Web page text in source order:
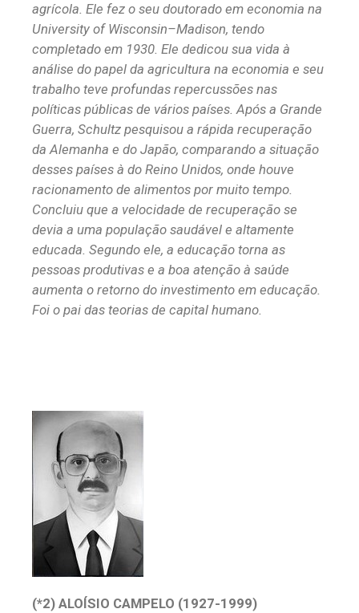
agrícola. Ele fez o seu doutorado em economia na
University of Wisconsin–Madison, tendo
completado em 1930. Ele dedicou sua vida à
análise do papel da agricultura na economia e seu
trabalho teve profundas repercussões nas
políticas públicas de vários países. Após a Grande
Guerra, Schultz pesquisou a rápida recuperação
da Alemanha e do Japão, comparando a situação
desses países à do Reino Unidos, onde houve
racionamento de alimentos por muito tempo.
Concluiu que a velocidade de recuperação se
devia a uma população saudável e altamente
educada. Segundo ele, a educação torna as
pessoas produtivas e a boa atenção à saúde
aumenta o retorno do investimento em educação.
Foi o pai das teorias de capital humano.
(*2) ALOÍSIO CAMPELO (1927-1999)